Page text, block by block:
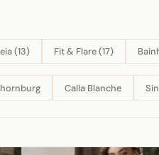
(13) Fit & Flare (17)
Calla Blanche